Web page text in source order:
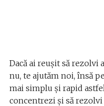
Dacă ai reușit să rezolvi
nu, te ajutăm noi, însă
mai simplu și rapid
concentrezi și să